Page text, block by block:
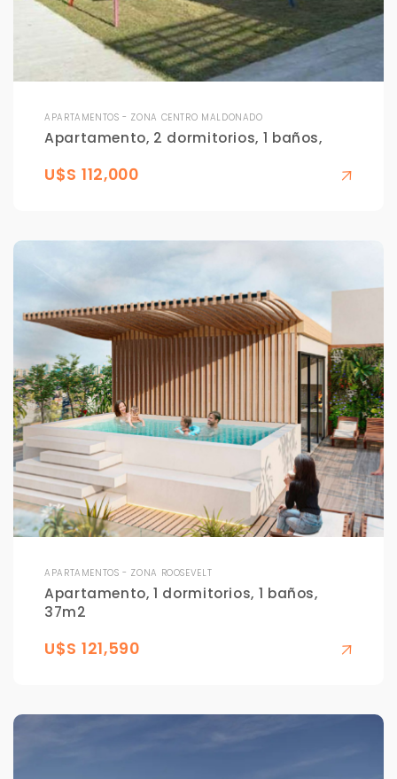
APARTAMENTOS - ZONA CENTRO MALDONADO
Apartamento, 2 dormitorios, 1 baños,
U$S 112,000
APARTAMENTOS - ZONA ROOSEVELT
Apartamento, 1 dormitorios, 1 baños,
37m2
U$S 121,590